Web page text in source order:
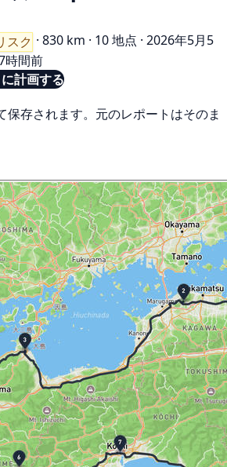
スク · 830 km · 10 地点 · 2026年5月5
時間前
計画する
保存されます。元のレポートはそのま